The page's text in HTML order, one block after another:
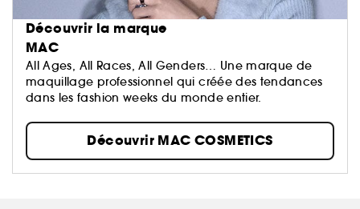
Découvrir la marque
MAC
All Ages, All Races, All Genders… Une marque de
maquillage professionnel qui créée des tendances
dans les fashion weeks du monde entier.
Découvrir MAC COSMETICS